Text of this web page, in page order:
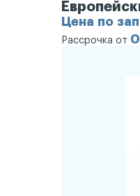
Цена по
Рассрочка от